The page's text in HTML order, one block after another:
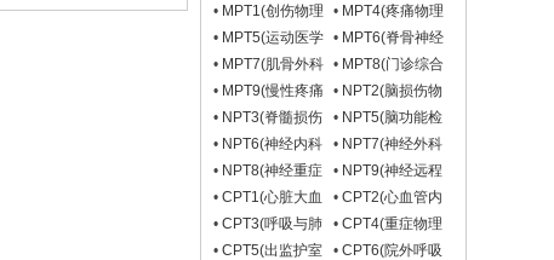
• MPT1(创伤物理
治疗组)
• MPT4(疼痛物理
治疗组)
• MPT5(运动医学
物理治疗前移组)
• MPT6(脊骨神经
康复组)
• MPT7(肌骨外科
前移物理治疗组)
• MPT8(门诊综合
物理治疗组)
• MPT9(慢性疼痛
远程物理治疗组)
• NPT2(脑损伤物
理治疗组)
• NPT3(脊髓损伤
物理治疗组)
• NPT5(脑功能检
测与神经调控物理
治疗组)
• NPT6(神经内科
神经物理治疗组)
• NPT7(神经外科
神经物理治疗组)
• NPT8(神经重症
与昏迷促醒物理治
疗组)
• NPT9(神经远程
物理治疗组)
• CPT1(心脏大血
管外科物理治疗
组)
• CPT2(心血管内
科物理治疗组)
• CPT3(呼吸与肺
癌物理治疗组)
• CPT4(重症物理
治疗组)
• CPT5(出监护室
• CPT6(院外呼吸